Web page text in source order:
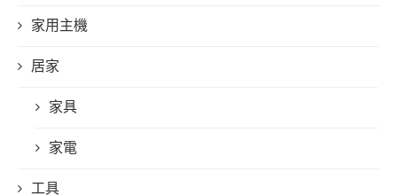
家用主機
居家
家具
家電
工具